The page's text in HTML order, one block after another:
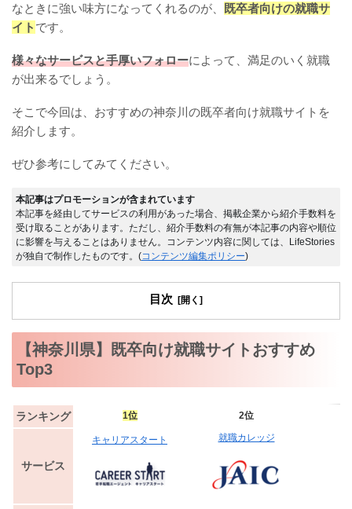
なときに強い味方になってくれるのが、
既卒者向けの就職サ
イト です。
様々なサービスと手厚いフォローによって、満足のいく就職
が出来るでしょう。
そこで今回は、おすすめの神奈川の既卒者向け就職サイトを
紹介します。
ぜひ参考にしてみてください。
本記事はプロモーションが含まれています
本記事を経由してサービスの利用があった場合、掲載企業から紹介手数料を
受け取ることがあります。ただし、紹介手数料の有無が本記事の内容や順位
に影響を与えることはありません。コンテンツ内容に関しては、LifeStories
が独自で制作したものです。(コンテンツ編集ポリシー)
目次
【神奈川県】既卒向け就職サイトおすすめ
Top3
ランキング 1位 2位
サービス
キャリアスタート 就職カレッジ